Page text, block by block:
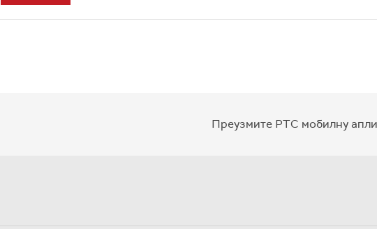
Преузмите РТС мобилну